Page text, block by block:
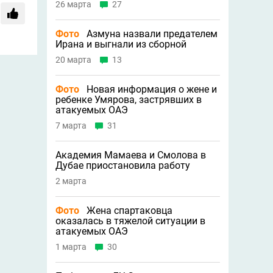
26 марта 27
Фото
Азмуна назвали предателем
Ирана и выгнали из сборной
20 марта 13
Фото
Новая информация о жене и
ребенке Умярова, застрявших в
атакуемых ОАЭ
7 марта 31
Академия Мамаева и Смолова в
Дубае приостановила работу
2 марта
Фото
Жена спартаковца
оказалась в тяжелой ситуации в
атакуемых ОАЭ
1 марта 30